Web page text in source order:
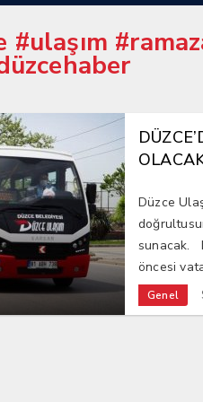
#ulaşım
Düzce
sunacak.
öncesi
Genel